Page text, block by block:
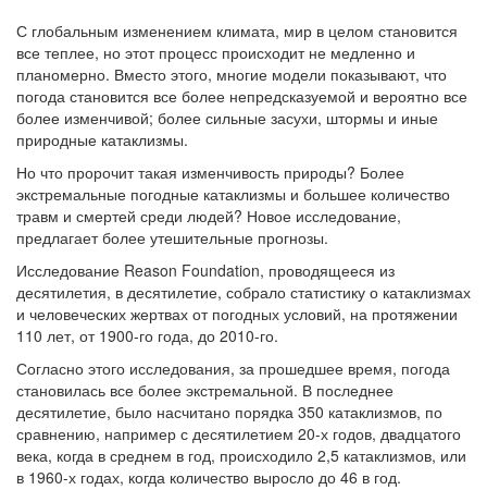
С глобальным изменением климата, мир в целом становится
все теплее, но этот процесс происходит не медленно и
планомерно. Вместо этого, многие модели показывают, что
погода становится все более непредсказуемой и вероятно все
более изменчивой; более сильные засухи, штормы и иные
природные катаклизмы.
Но что пророчит такая изменчивость природы? Более
экстремальные погодные катаклизмы и большее количество
травм и смертей среди людей? Новое исследование,
предлагает более утешительные прогнозы.
Исследование Reason Foundation, проводящееся из
десятилетия, в десятилетие, собрало статистику о катаклизмах
и человеческих жертвах от погодных условий, на протяжении
110 лет, от 1900-го года, до 2010-го.
Согласно этого исследования, за прошедшее время, погода
становилась все более экстремальной. В последнее
десятилетие, было насчитано порядка 350 катаклизмов, по
сравнению, например с десятилетием 20-х годов, двадцатого
века, когда в среднем в год, происходило 2,5 катаклизмов, или
в 1960-х годах, когда количество выросло до 46 в год.